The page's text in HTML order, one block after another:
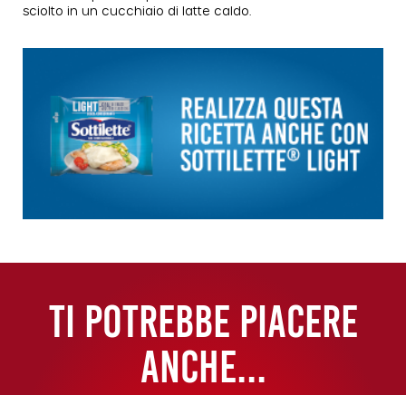
sciolto in un cucchiaio di latte caldo.
TI POTREBBE PIACERE
ANCHE...